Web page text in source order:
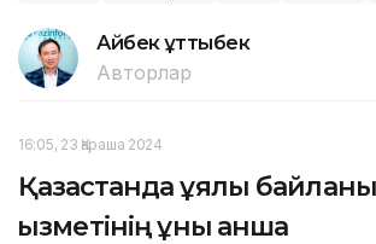
Айбек Құттыбек
Авторлар
16:05, 23 Қараша 2024
Қазақстанда ұялы
қызметінің құны қанша